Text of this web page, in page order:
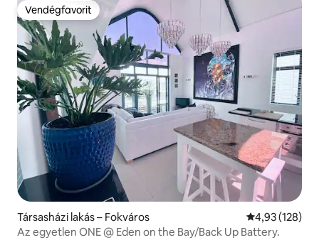
Vendégfavorit
Vendégfavorit
Társasházi lakás – Fokváros Átlagos
4,93 (128)
Az egyetlen ONE @ Eden on the Bay/Back Up Battery.